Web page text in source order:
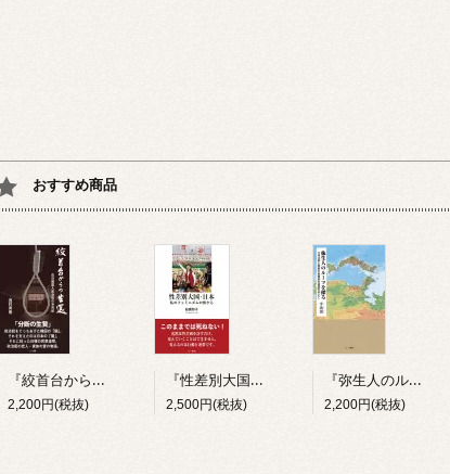
おすすめ商品
『絞首台からの生還―在日韓国人政治犯の半世紀』
2,200円(税抜)
『性差別大国・日本―私のフェミニズムの旅から』
2,500円(税抜)
『弥生人のルーツを探る―九州北部と朝鮮半島南部の遺跡を歩いて』
2,200円(税抜)